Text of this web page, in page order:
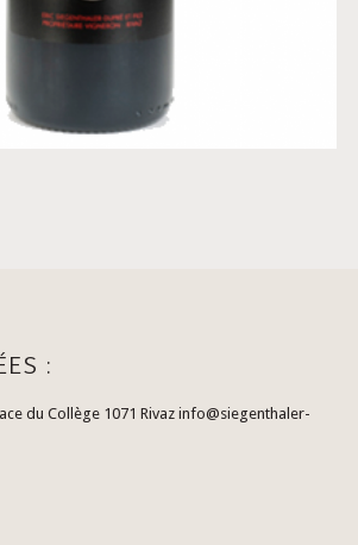
:
du Collège 1071 Rivaz info@siegenthaler-